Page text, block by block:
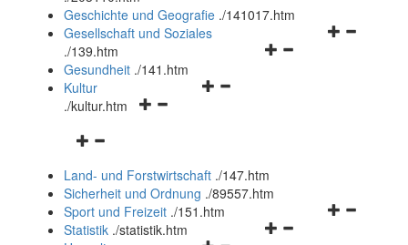
und
schließen
Geschichte und Geografie ./141017.htm
Navigationsmenü
Gesellschaft und Soziales
./139.htm
Navigationsmenü
Gesundheit ./141.htm
Navigationsmenü
Kultur
./kultur.htm
Navigationsmenü
und
schließen
Land- und Forstwirtschaft ./147.htm
Sicherheit und Ordnung ./89557.htm
Navigationsmenü
Sport und Freizeit ./151.htm
Statistik ./statistik.htm